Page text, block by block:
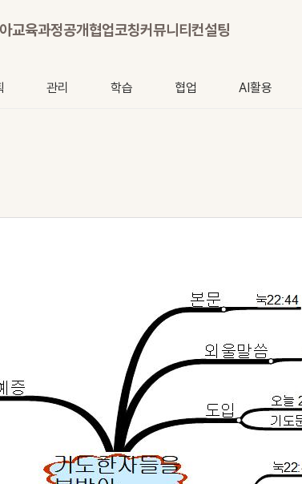
교육과정공개협업코칭커뮤니티컨설팅
관리 학습 협업 AI활용